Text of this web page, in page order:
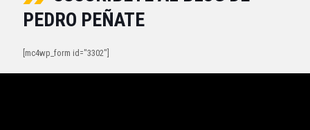
PEDRO PEÑATE
[mc4wp_form id="3302"]